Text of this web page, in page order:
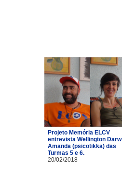
Projeto Memória ELCV
entrevista Wellington
Amanda (psicotikka) das
Turmas 5 e 6.
20/02/2018